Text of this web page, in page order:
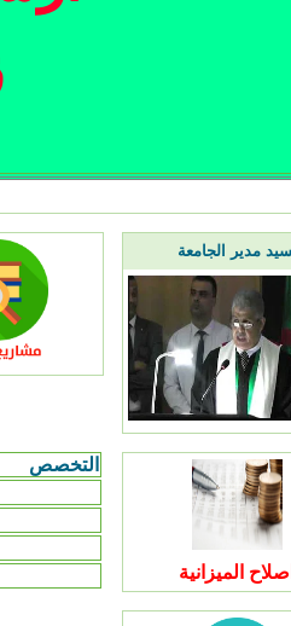
مدير الجامعة
اصلاح الميزانية
التخصص